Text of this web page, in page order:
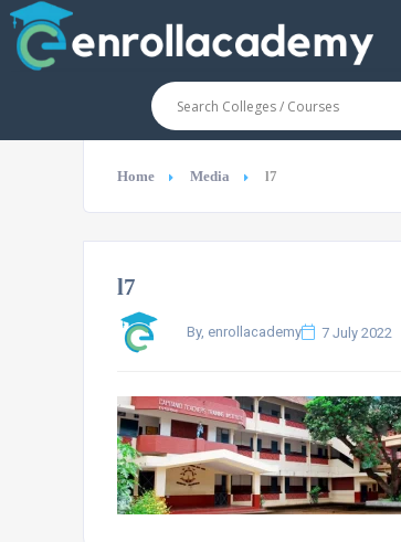
Home Media l7
l7
By, enrollacademy 7 July 2022